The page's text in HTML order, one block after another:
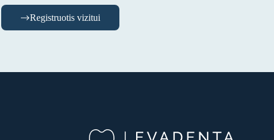
Registruotis vizitui